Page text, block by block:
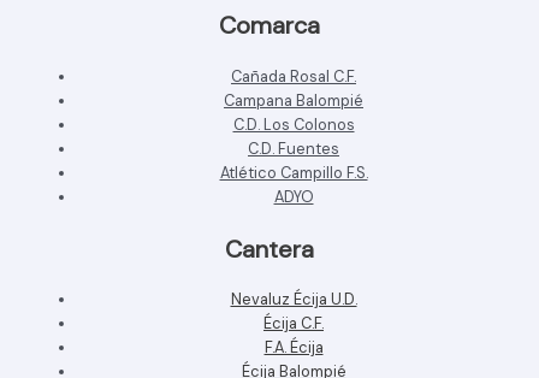
Comarca
Cañada Rosal C.F.
Campana Balompié
C.D. Los Colonos
C.D. Fuentes
Atlético Campillo F.S.
ADYO
Cantera
Nevaluz Écija U.D.
Écija C.F.
F.A. Écija
Écija Balompié